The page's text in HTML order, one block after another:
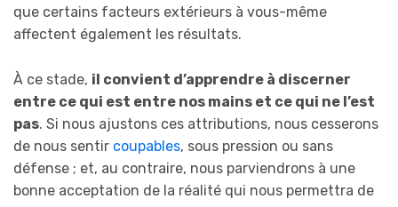
que certains facteurs extérieurs à vous-même
affectent également les résultats.
À ce stade, il convient d’apprendre à discerner
entre ce qui est entre nos mains et ce qui ne l’est
pas. Si nous ajustons ces attributions, nous cesserons
de nous sentir coupables, sous pression ou sans
défense ; et, au contraire, nous parviendrons à une
bonne acceptation de la réalité qui nous permettra de